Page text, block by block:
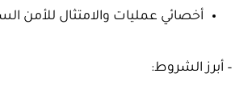
أخصائي عمليات والامتثال للأمن
– أبرز الشروط: